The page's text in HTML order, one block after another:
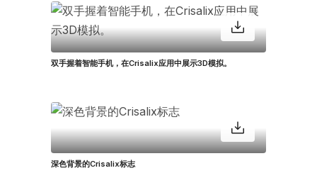
双手握着智能手机，在Crisalix应用中展示3D模拟。
深色背景的Crisalix标志